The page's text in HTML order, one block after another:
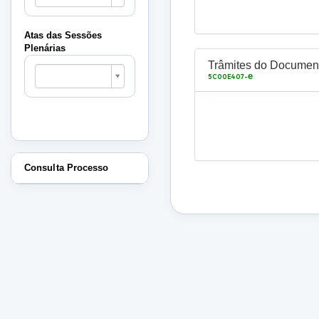
Sessões
Plenárias
Atas das Sessões
Plenárias
Atas
Sessões
Plenárias
Consulta Processo
Trâmites do
5C00E407-e